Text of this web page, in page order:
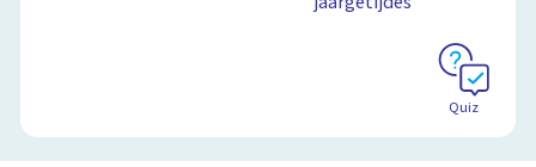
Schoolplaat
Quiz